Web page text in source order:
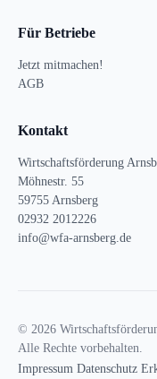
Für Betriebe
Jetzt mitmachen!
AGB
Kontakt
Wirtschaftsförderung
Möhnestr. 55
59755 Arnsberg
02932 2012226
info@wfa-arnsberg.de
© 2026
Alle Rechte vorbehalten.
Impressum Datenschutz